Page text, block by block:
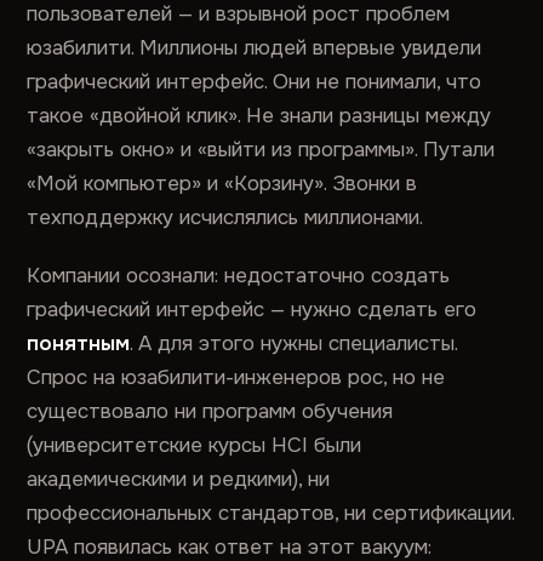
пользователей — и взрывной рост проблем
юзабилити. Миллионы людей впервые увидели
графический интерфейс. Они не понимали, что
такое «двойной клик». Не знали разницы между
«закрыть окно» и «выйти из программы». Путали
«Мой компьютер» и «Корзину». Звонки в
техподдержку исчислялись миллионами.
Компании осознали: недостаточно создать
графический интерфейс — нужно сделать его
понятным. А для этого нужны специалисты.
Спрос на юзабилити-инженеров рос, но не
существовало ни программ обучения
(университетские курсы HCI были
академическими и редкими), ни
профессиональных стандартов, ни сертификации.
UPA появилась как ответ на этот вакуум: